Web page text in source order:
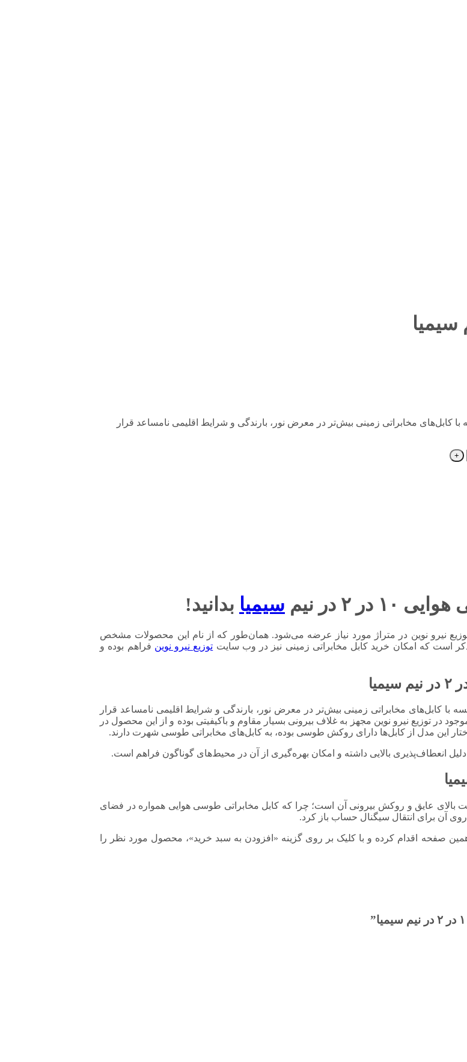
که داشته در مقایسه با کابل‌های مخابراتی زمینی بیش‌تر در معرض نور، بارندگی و شرایط اقلیمی نامساعد قرار
۲ در نیم سیمیا بدانید!
نیرو نوین در متراژ مورد نیاز عرضه می‌شود. همان‌طور که از نام این محصولات مشخص
است که امکان خرید کابل مخابراتی زمینی نیز در وب سایت توزیع نیرو نوین فراهم بوده و
سیمیا
که داشته در مقایسه با کابل‌های مخابراتی زمینی بیش‌تر در معرض نور، بارندگی و شرایط اقلیمی نامساعد قرار
در توزیع نیرو نوین مجهز به غلاف بیرونی بسیار مقاوم و باکیفیتی بوده و از این محصول در
این مدل از کابل‌ها دارای روکش طوسی بوده، به کابل‌های مخابراتی طوسی شهرت دارند.
بالایی داشته و امکان بهره‌گیری از آن در محیط‌های گوناگون فراهم است.
بالای عایق و روکش بیرونی آن است؛ چرا که کابل مخابراتی طوسی هوایی همواره در فضای
آن برای انتقال سیگنال حساب باز کرد.
صفحه اقدام کرده و با کلیک بر روی گزینه «افزودن به سبد خرید»، محصول مورد نظر را